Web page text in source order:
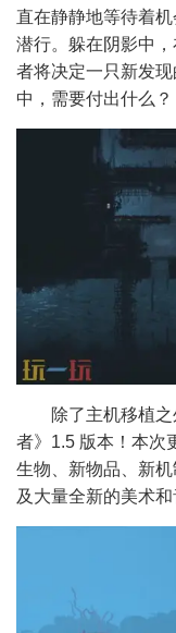
直在静静地等待着
潜行。躲在阴影中
者将决定一只新发
中，需要付出什么？
除了主机移植
者》1.5 版本！本次
生物、新物品、新
及大量全新的美术和